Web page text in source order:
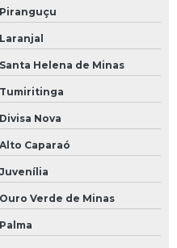
Piranguçu
Laranjal
Santa Helena de Minas
Tumiritinga
Divisa Nova
Alto Caparaó
Juvenília
Ouro Verde de Minas
Palma